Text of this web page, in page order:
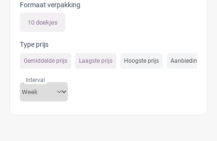
Formaat verpakking
10 doekjes
Type prijs
Gemiddelde prijs Laagste prijs Hoogste prijs Aanbiedings prijs
Interval